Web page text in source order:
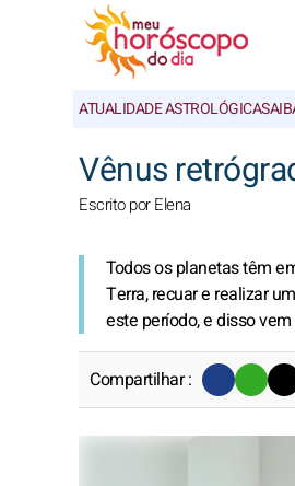
ATUALIDADE ASTROLÓGICA
Vênus
Escrito por Elena
Todos os planetas têm
Terra, recuar e realizar
este período, e disso
Compartilhar :